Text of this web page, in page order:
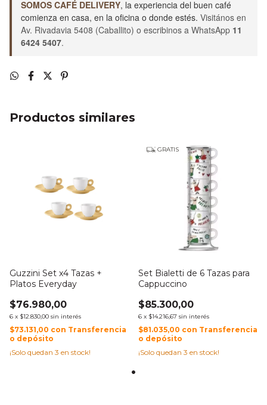
SOMOS CAFÉ DELIVERY, la experiencia del buen café
comienza en casa, en la oficina o donde estés. Visitános en
Av. Rivadavia 5408 (Caballito) o escribinos a WhatsApp 11
6424 5407.
Productos similares
Guzzini Set x4 Tazas +
Platos Everyday
$76.980,00
6 x $12.830,00 sin interés
$73.131,00 con Transferencia
o depósito
¡Solo quedan 3 en stock!
GRATIS
Set Bialetti de 6 Tazas para
Cappuccino
$85.300,00
6 x $14.216,67 sin interés
$81.035,00 con Transferencia
o depósito
¡Solo quedan 3 en stock!